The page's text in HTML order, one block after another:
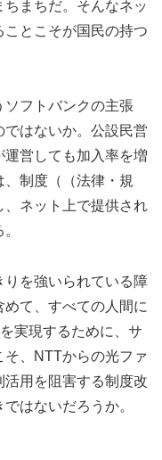
まちだ。そんなネッ
ことこそが国民の持つ
ソフトバンクの主張
はないか。公設民営
営しても加入率を増
制度（（法律・規
ネット上で提供され
を強いられている障
て、すべての人間に
実現するために、サ
、NTTからの光ファ
用を阻害する制度改
はないだろうか。